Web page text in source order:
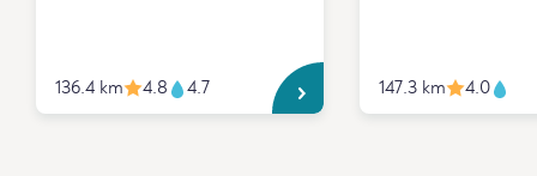
136.4 km 4.8 4.7 147.3 km 4.0